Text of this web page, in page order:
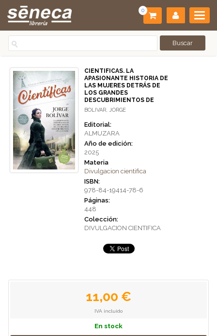
0
CIENTIFICAS. LA
APASIONANTE HISTORIA DE
LAS MUJERES DETRÁS DE
LOS GRANDES
DESCUBRIMIENTOS DE
BOLIVAR, JORGE
Editorial:
ALMUZARA
Año de edición:
2025
Materia
Divulgacion cientifica
ISBN:
978-84-19414-78-6
Páginas:
448
Colección:
DIVULGACION CIENTIFICA
11,00 €
IVA incluido
En stock